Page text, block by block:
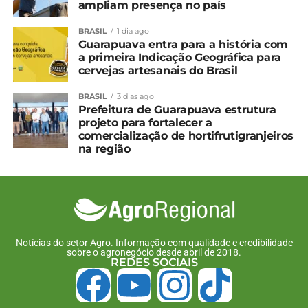
ampliam presença no país
BRASIL 1 dia ago
Guarapuava entra para a história com
a primeira Indicação Geográfica para
cervejas artesanais do Brasil
BRASIL 3 dias ago
Prefeitura de Guarapuava estrutura
projeto para fortalecer a
comercialização de hortifrutigranjeiros
na região
Notícias do setor Agro. Informação com qualidade e credibilidade
sobre o agronegócio desde abril de 2018.
REDES SOCIAIS